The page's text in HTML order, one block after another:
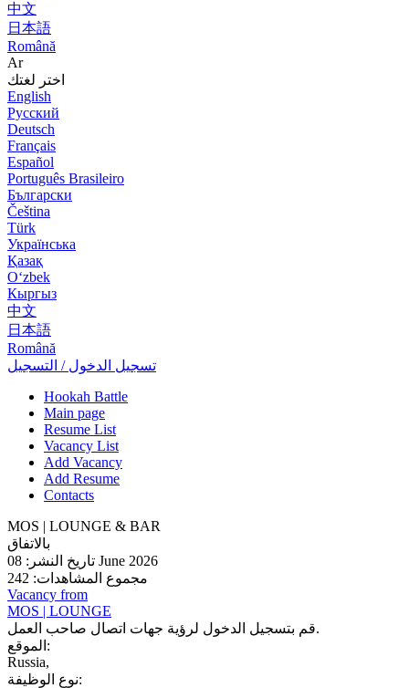
中文
日本語
Română
Ar
اختر لغتك
English
Русский
Deutsch
Français
Español
Português Brasileiro
Български
Čeština
Türk
Українська
Қазақ
Оʻzbek
Кыргыз
中文
日本語
Română
تسجيل الدخول / التسجيل
Hookah Battle
Main page
Resume List
Vacancy List
Add Vacancy
Add Resume
Contacts
MOS | LOUNGE & BAR
بالاتفاق
تاريخ النشر: 08 June 2026
مجموع المشاهدات: 242
Vacancy from
MOS | LOUNGE
قم بتسجيل الدخول لرؤية جهات اتصال صاحب العمل.
الموقع:
Russia,
نوع الوظيفة: